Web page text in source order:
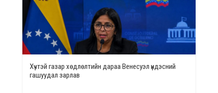
Хүчтэй газар хөдлөлтийн дараа Венесуэл үндэсний
гашуудал зарлав